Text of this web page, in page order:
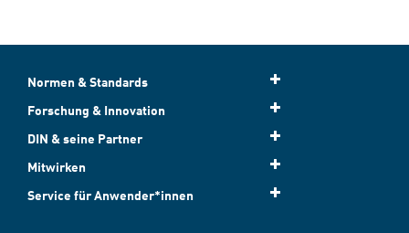
Normen & Standards
Forschung & Innovation
DIN & seine Partner
Mitwirken
Service für Anwender*innen